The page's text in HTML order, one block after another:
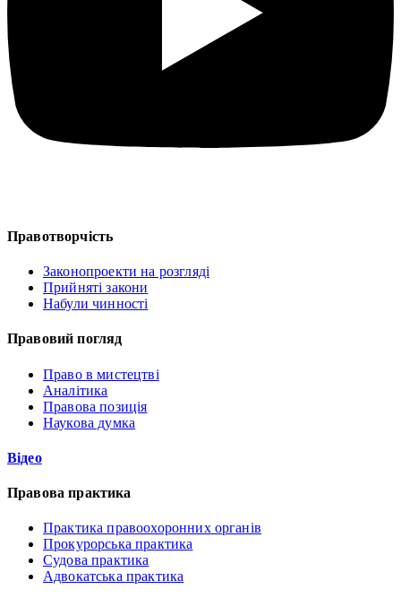
Правотворчість
Законопроекти на розгляді
Прийняті закони
Набули чинності
Правовий погляд
Право в мистецтві
Аналітика
Правова позиція
Наукова думка
Відео
Правова практика
Практика правоохоронних органів
Прокурорська практика
Судова практика
Адвокатська практика